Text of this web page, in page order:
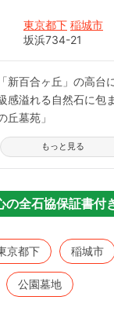
東京都下 稲城市
坂浜734-21
新百合ヶ丘」の高台
感溢れる自然石に包
丘墓苑」
然を満喫できる好立
た陽当りの良い環境
駅」「栗平駅」「京
約10分圏内の交通至
バリアフリー構造と
多目的ホールが完
す。
もっと見る
の全石協保証書付
京都下 稲城市
公園墓地